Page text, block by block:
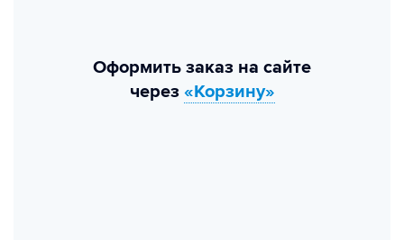
Оформить заказ на сайте
через «Корзину»